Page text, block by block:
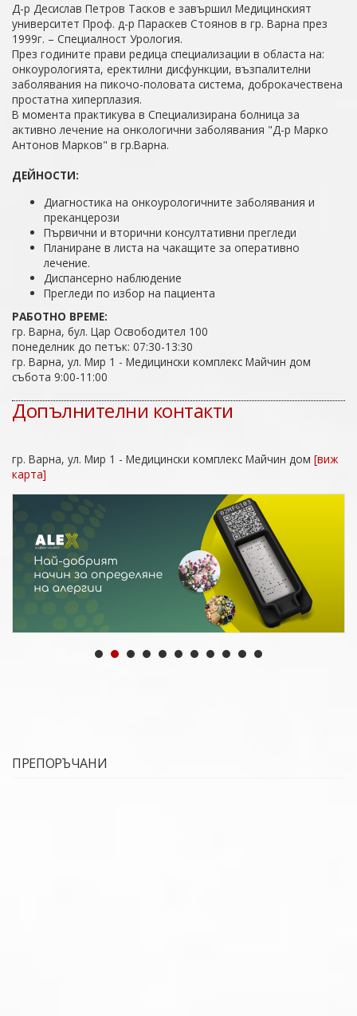
Д-р Десислав Петров Тасков е завършил Медицинският
университет Проф. д-р Параскев Стоянов в гр. Варна през
1999г. – Специалност Урология.
През годините прави редица специализации в областа на:
онкоурологията, еректилни дисфункции, възпалителни
заболявания на пикочо-половата система, доброкачествена
простатна хиперплазия.
В момента практикува в Специализирана болница за
активно лечение на онкологични заболявания "Д-р Марко
Антонов Марков" в гр.Варна.
ДЕЙНОСТИ:
Диагностика на онкоурологичните заболявания и
преканцерози
Първични и вторични консултативни прегледи
Планиране в листа на чакащите за оперативно
лечение.
Диспансерно наблюдение
Прегледи по избор на пациента
РАБОТНО ВРЕМЕ:
гр. Варна, бул. Цар Освободител 100
понеделник до петък: 07:30-13:30
гр. Варна, ул. Мир 1 - Медицински комплекс Майчин дом
събота 9:00-11:00
Допълнителни контакти
гр. Варна, ул. Мир 1 - Медицински комплекс Майчин дом [виж
карта]
ПРЕПОРЪЧАНИ